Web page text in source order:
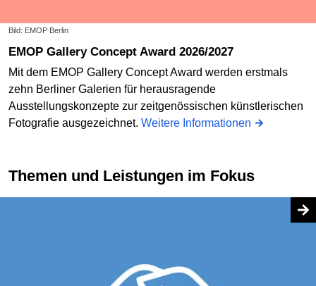
Bild: EMOP Berlin
EMOP Gallery Concept Award 2026/2027
Mit dem EMOP Gallery Concept Award werden erstmals
zehn Berliner Galerien für herausragende
Ausstellungskonzepte zur zeitgenössischen künstlerischen
Fotografie ausgezeichnet. Weitere Informationen
Themen und Leistungen im Fokus